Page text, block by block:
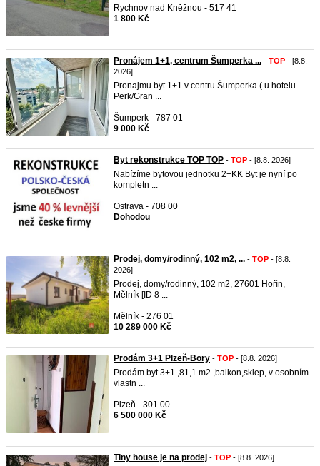
Rychnov nad Kněžnou - 517 41
1 800 Kč
Pronájem 1+1, centrum Šumperka ... - TOP - [8.8.
2026]
Pronajmu byt 1+1 v centru Šumperka ( u hotelu
Perk/Gran ...
Šumperk - 787 01
9 000 Kč
Byt rekonstrukce TOP TOP - TOP - [8.8. 2026]
Nabízíme bytovou jednotku 2+KK Byt je nyní po
kompletn ...
Ostrava - 708 00
Dohodou
Prodej, domy/rodinný, 102 m2, ... - TOP - [8.8.
2026]
Prodej, domy/rodinný, 102 m2, 27601 Hořín,
Mělník [ID 8 ...
Mělník - 276 01
10 289 000 Kč
Prodám 3+1 Plzeň-Bory - TOP - [8.8. 2026]
Prodám byt 3+1 ,81,1 m2 ,balkon,sklep, v osobním
vlastn ...
Plzeň - 301 00
6 500 000 Kč
Tiny house je na prodej - TOP - [8.8. 2026]